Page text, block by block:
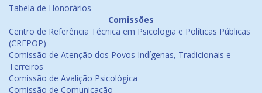
Tabela de Honorários
Comissões
Centro de Referência Técnica em Psicologia e Políticas Públicas
(CREPOP)
Comissão de Atenção dos Povos Indígenas, Tradicionais e
Terreiros
Comissão de Avalição Psicológica
Comissão de Comunicação